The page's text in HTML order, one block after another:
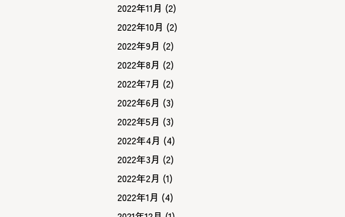
2022年11月 (2)
2022年10月 (2)
2022年9月 (2)
2022年8月 (2)
2022年7月 (2)
2022年6月 (3)
2022年5月 (3)
2022年4月 (4)
2022年3月 (2)
2022年2月 (1)
2022年1月 (4)